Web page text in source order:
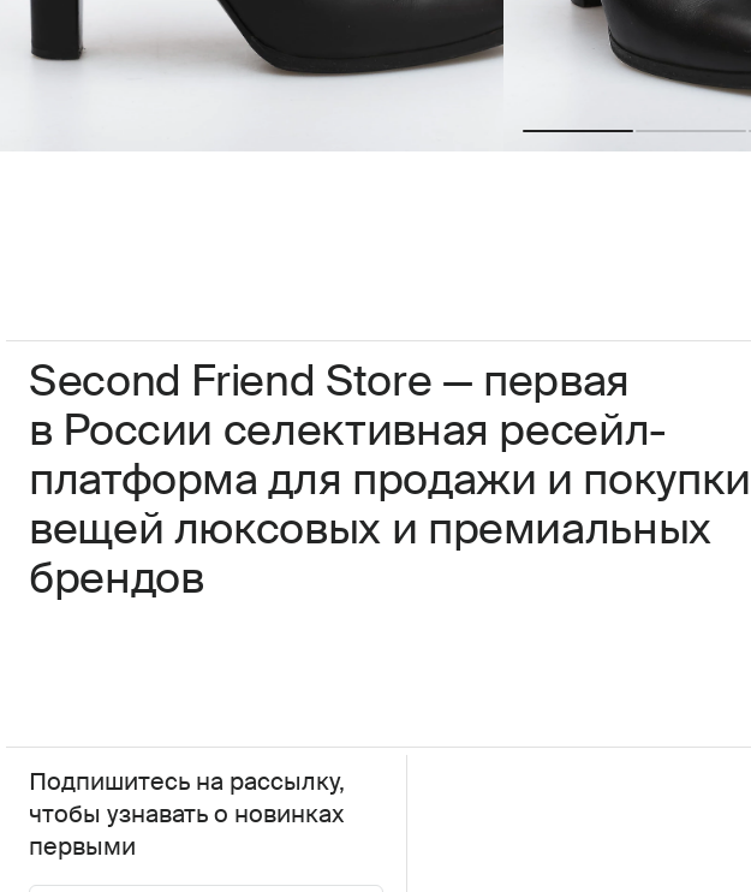
Second Friend Store — первая
в России селективная ресейл-
платформа для продажи и покупки
вещей люксовых и премиальных
брендов
Подпишитесь на рассылку,
чтобы узнавать о новинках
первыми